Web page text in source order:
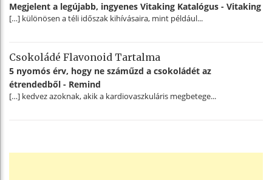
Megjelent a legújabb, ingyenes Vitaking Katalógus - Vitaking
[…] különösen a téli időszak kihívásaira, mint például...
Csokoládé Flavonoid Tartalma
5 nyomós érv, hogy ne száműzd a csokoládét az
étrendedből - Remind
[…] kedvez azoknak, akik a kardiovaszkuláris megbetege...